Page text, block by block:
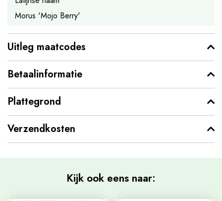
Morus 'Mojo Berry'
Uitleg maatcodes
Betaalinformatie
Plattegrond
Verzendkosten
Kijk ook eens naar: